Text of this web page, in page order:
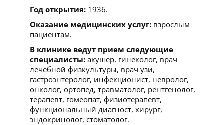
Год открытия: 1936.
Оказание медицинских услуг: взрослым
пациентам.
В клинике ведут прием следующие
специалисты: акушер, гинеколог, врач
лечебной физкультуры, врач узи,
гастроэнтеролог, инфекционист, невролог,
онколог, ортопед, травматолог, рентгенолог,
терапевт, гомеопат, физиотерапевт,
функциональный диагност, хирург,
эндокринолог, стоматолог.